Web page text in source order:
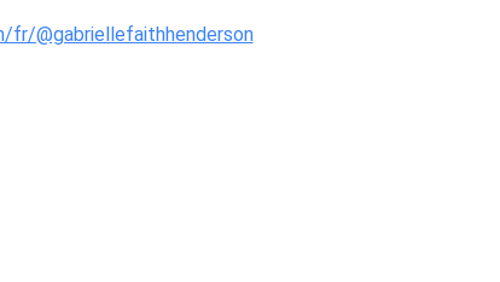
fr/@gabriellefaithhenderson